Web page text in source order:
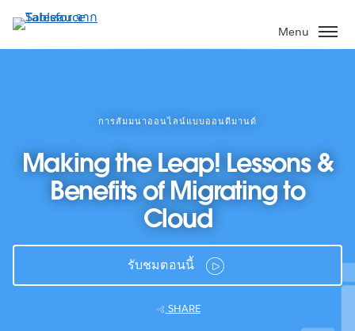
ไป
ที่
Menu
การสัมมนาออนไลน์แบบออนดีมานด์
Making the Leap! Lessons &
Benefits of Migrating to
Cloud
รับชมตอนนี้
SHARE